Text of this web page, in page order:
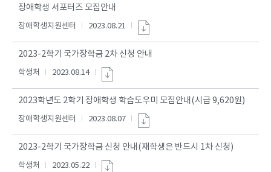
장애학생 서포터즈 모집안내
장애학생지원센터 2023.08.21
2023-2학기 국가장학금 2차 신청 안내
학생처 2023.08.14
2023학년도 2학기 장애학생 학습도우미 모집안내(시급 9,620원)
장애학생지원센터 2023.08.07
2023-2학기 국가장학금 신청 안내(재학생은 반드시 1차 신청)
학생처 2023.05.22